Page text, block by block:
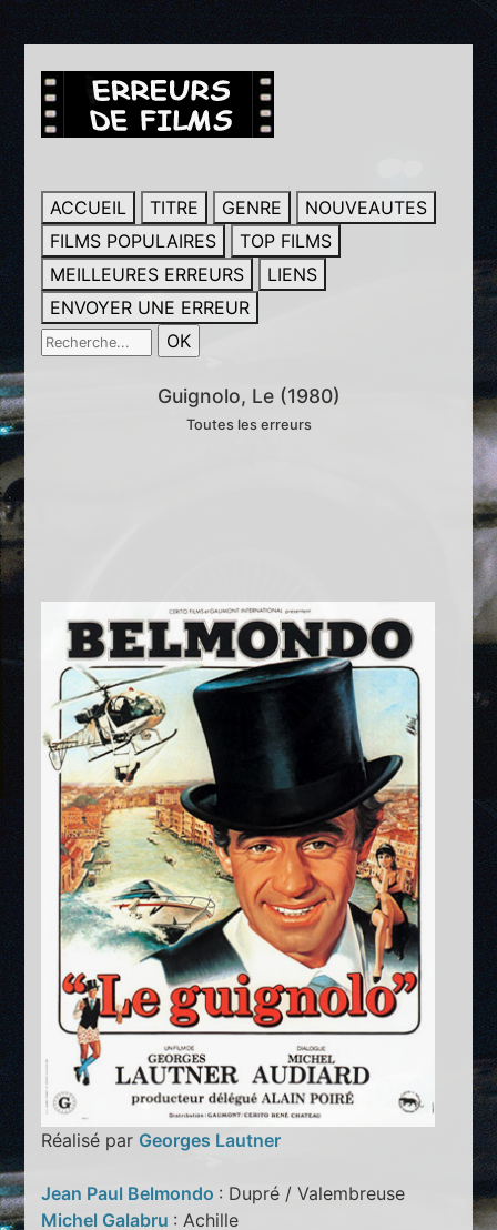
ACCUEIL TITRE GENRE
NOUVEAUTES
FILMS POPULAIRES
TOP FILMS
MEILLEURES ERREURS
LIENS
ENVOYER UNE ERREUR
Guignolo, Le (1980)
Toutes les erreurs
Réalisé par Georges Lautner
Jean Paul Belmondo : Dupré / Valembreuse
Michel Galabru : Achille